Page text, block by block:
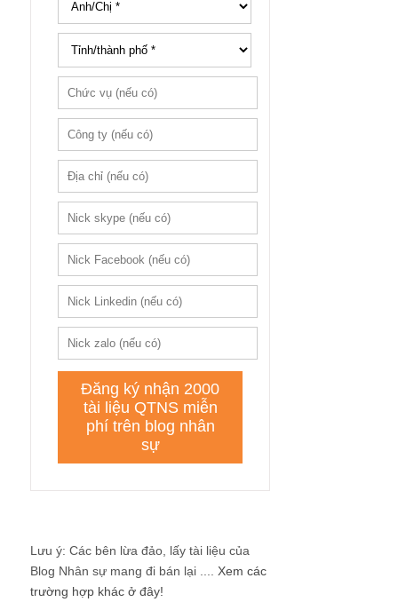
Lưu ý: Các bên lừa đảo, lấy tài liệu của
Blog Nhân sự mang đi bán lại .... Xem các
trường hợp khác ở đây!